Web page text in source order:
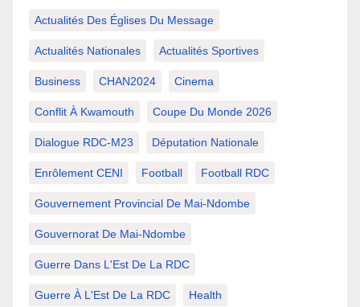
Actualités Des Églises Du Message
Actualités Nationales Actualités Sportives
Business CHAN2024 Cinema
Conflit À Kwamouth Coupe Du Monde 2026
Dialogue RDC-M23 Députation Nationale
Enrôlement CENI Football Football RDC
Gouvernement Provincial De Mai-Ndombe
Gouvernorat De Mai-Ndombe
Guerre Dans L'Est De La RDC
Guerre À L'Est De La RDC Health